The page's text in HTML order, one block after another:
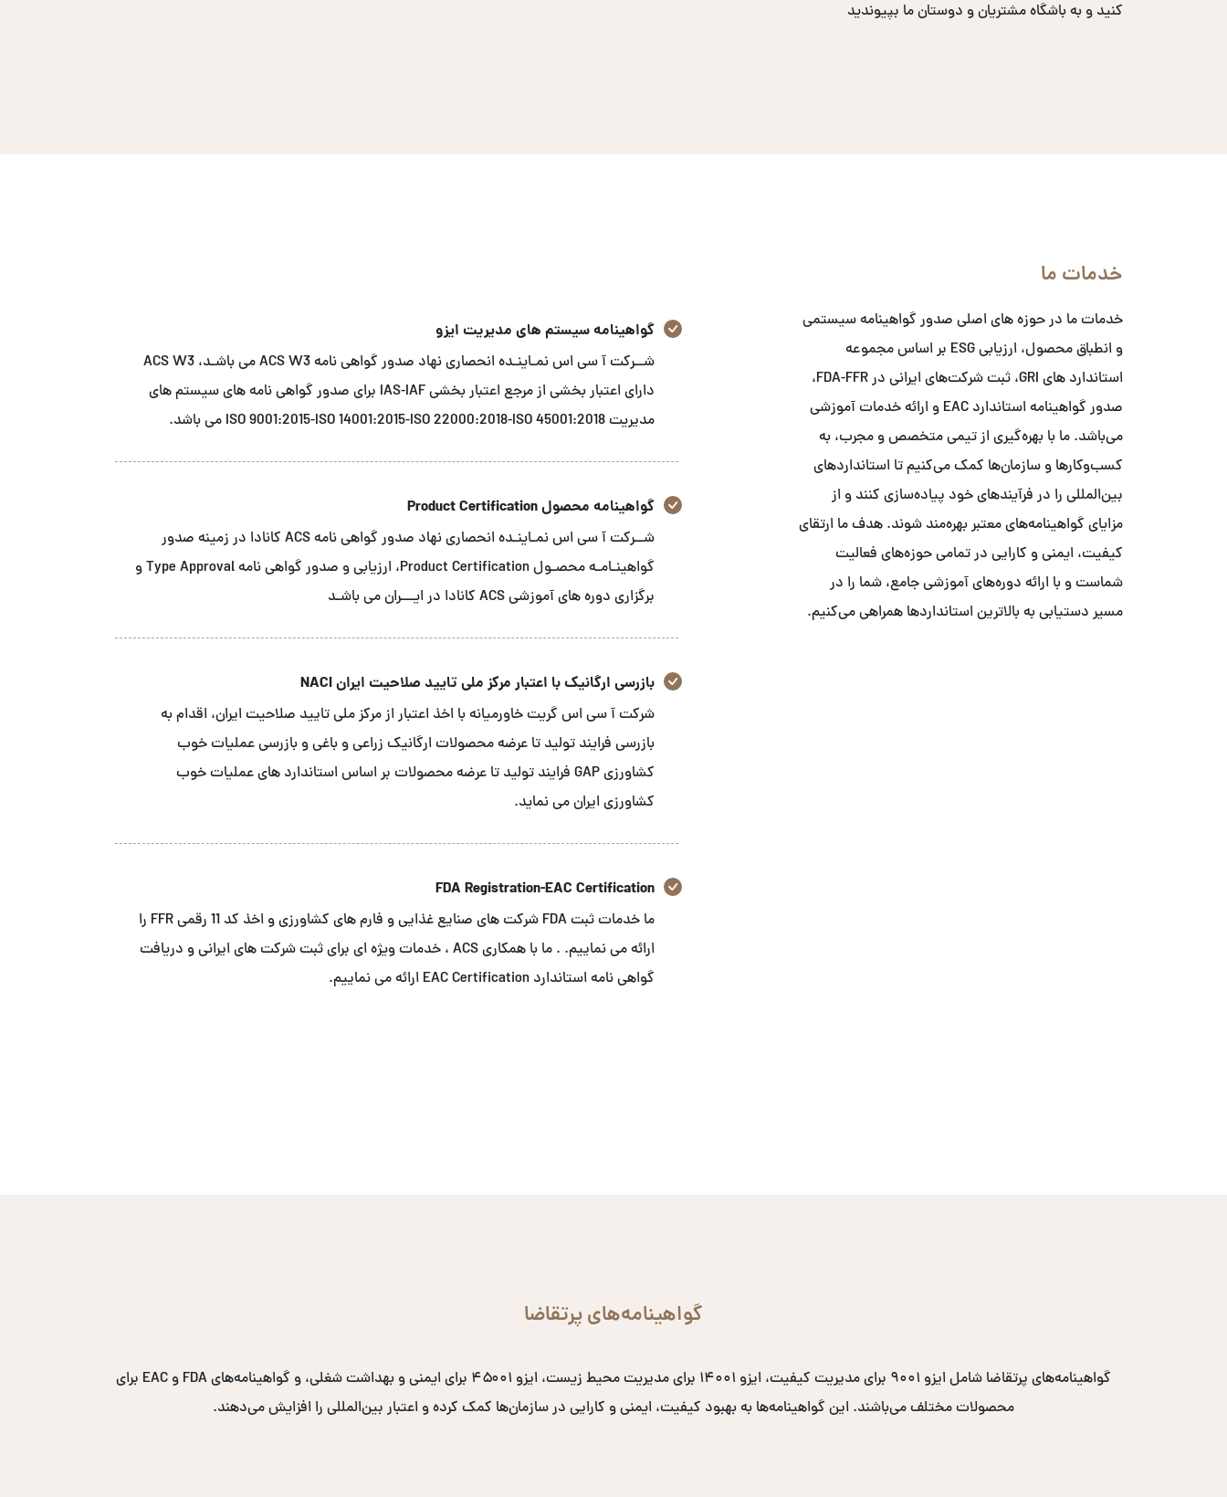
کنید و به باشگاه مشتریان و دوستان ما بپیوندید
خدمات ما
خدمات ما در حوزه های اصلی صدور گواهینامه سیستمی
و انطباق محصول، ارزیابی ESG بر اساس مجموعه
استاندارد های GRI، ثبت شرکت‌های ایرانی در FDA-FFR،
صدور گواهینامه استاندارد EAC و ارائه خدمات آموزشی
می‌باشد. ما با بهره‌گیری از تیمی متخصص و مجرب، به
کسب‌وکارها و سازمان‌ها کمک می‌کنیم تا استانداردهای
بین‌المللی را در فرآیندهای خود پیاده‌سازی کنند و از
مزایای گواهینامه‌های معتبر بهره‌مند شوند. هدف ما ارتقای
کیفیت، ایمنی و کارایی در تمامی حوزه‌های فعالیت
شماست و با ارائه دوره‌های آموزشی جامع، شما را در
مسیر دستیابی به بالاترین استانداردها همراهی می‌کنیم.
گواهینامه سیستم های مدیریت ایزو
شــرکت آ سی اس نمـاینـده انحصاری نهاد صدور گواهی نامه ACS W3 می باشـد، ACS W3
دارای اعتبار بخشی از مرجع اعتبار بخشی IAS-IAF برای صدور گواهی نامه های سیستم های
مدیریت ISO 9001:2015-ISO 14001:2015-ISO 22000:2018-ISO 45001:2018 می باشد.
گواهینامه محصول Product Certification
شــرکت آ سی اس نمـاینـده انحصاری نهاد صدور گواهی نامه ACS کانادا در زمینه صدور
گواهینـامـه محصـول Product Certification، ارزیابی و صدور گواهی نامه Type Approval و
برگزاری دوره های آموزشی ACS کانادا در ایـــران می باشـد
بازرسی ارگانیک با اعتبار مرکز ملی تایید صلاحیت ایران NACI
شرکت آ سی اس گریت خاورمیانه با اخذ اعتبار از مرکز ملی تایید صلاحیت ایران، اقدام به
بازرسی فرایند تولید تا عرضه محصولات ارگانیک زراعی و باغی و بازرسی عملیات خوب
کشاورزی GAP فرایند تولید تا عرضه محصولات بر اساس استاندارد های عملیات خوب
کشاورزی ایران می نماید.
FDA Registration-EAC Certification
ما خدمات ثبت FDA شرکت های صنایع غذایی و فارم های کشاورزی و اخذ کد 11 رقمی FFR را
ارائه می نماییم. . ما با همکاری ACS ، خدمات ویژه ای برای ثبت شرکت های ایرانی و دریافت
گواهی نامه استاندارد EAC Certification ارائه می نماییم.
گواهینامه‌های پرتقاضا
گواهینامه‌های پرتقاضا شامل ایزو ۹۰۰۱ برای مدیریت کیفیت، ایزو ۱۴۰۰۱ برای مدیریت محیط زیست، ایزو ۴۵۰۰۱ برای ایمنی و بهداشت شغلی، و گواهینامه‌های FDA و EAC برای
محصولات مختلف می‌باشند. این گواهینامه‌ها به بهبود کیفیت، ایمنی و کارایی در سازمان‌ها کمک کرده و اعتبار بین‌المللی را افزایش می‌دهند.